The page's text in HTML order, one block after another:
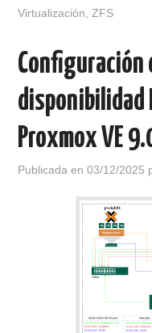
Virtualización
ZFS
Configuración
disponibilidad
Proxmox VE
Publicada en03/12/2025